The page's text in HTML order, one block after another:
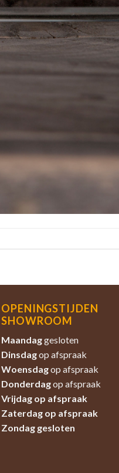
OPENINGSTIJDEN
SHOWROOM
Maandaggesloten
Dinsdagop afspraak
Woensdagop afspraak
Donderdagop afspraak
Vrijdag op afspraak
Zaterdag op afspraak
Zondag gesloten